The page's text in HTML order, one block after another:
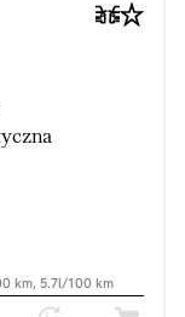
km, 5.7l/100 km